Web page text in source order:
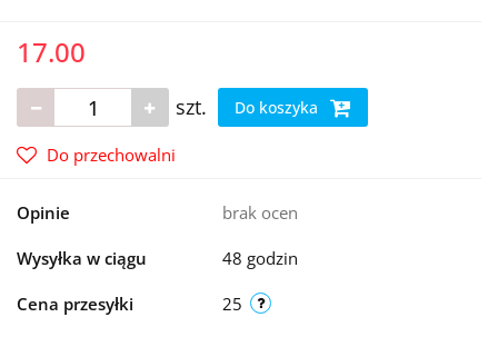
17.00
szt. Do koszyka
Do przechowalni
Opinie brak ocen
Wysyłka w ciągu 48 godzin
Cena przesyłki 25